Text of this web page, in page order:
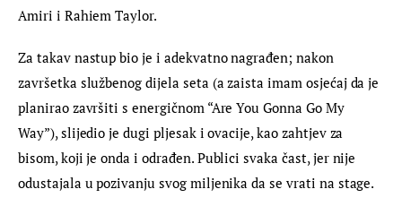
Amiri i Rahiem Taylor.
Za takav nastup bio je i adekvatno nagrađen; nakon
završetka službenog dijela seta (a zaista imam osjećaj da je
planirao završiti s energičnom “Are You Gonna Go My
Way”), slijedio je dugi pljesak i ovacije, kao zahtjev za
bisom, koji je onda i odrađen. Publici svaka čast, jer nije
odustajala u pozivanju svog miljenika da se vrati na stage.